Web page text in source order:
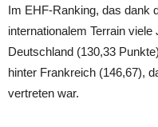
Im EHF-Ranking, das dank
internationalem Terrain
Deutschland (130,33
hinter Frankreich (146,67),
vertreten war.